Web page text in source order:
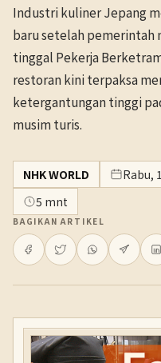
Industri kuliner Jepang
baru setelah pemerintah
tinggal Pekerja
restoran kini terpaksa
ketergantungan tinggi
musim turis.
NHK WORLD
Rabu,
5 mnt
BAGIKAN ARTIKEL